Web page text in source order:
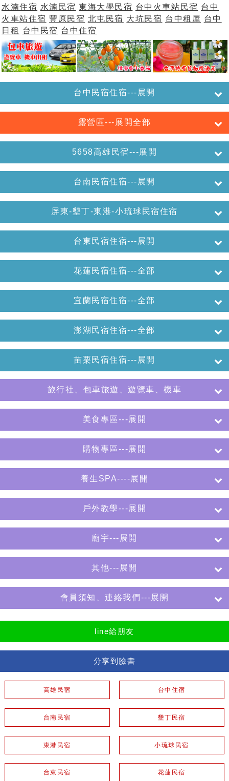
水湳住宿 水湳民宿 東海大學民宿 台中火車站民宿 台中
火車站住宿 豐原民宿 北屯民宿 大坑民宿 台中租屋 台中
日租
台中民宿 台中住宿
台中民宿住宿---展開
露營區---展開全部
5658高雄民宿---展開
台南民宿住宿---展開
屏東-墾丁-東港-小琉球民宿住宿
台東民宿住宿---展開
花蓮民宿住宿---全部
宜蘭民宿住宿---全部
澎湖民宿住宿---全部
苗栗民宿住宿---展開
旅行社、包車旅遊、遊覽車、機車
美食專區---展開
購物專區---展開
養生SPA----展開
戶外教學---展開
廟宇---展開
其他---展開
會員須知、連絡我們---展開
line給朋友
分享到臉書
高雄民宿 台中住宿
台南民宿 墾丁民宿
東港民宿 小琉球民宿
台東民宿 花蓮民宿